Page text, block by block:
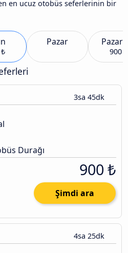
en ucuz otobüs seferlerinin bir
Pazar
900 ₺
3sa 45dk
Durağı
900 ₺
Şimdi ara
4sa 25dk